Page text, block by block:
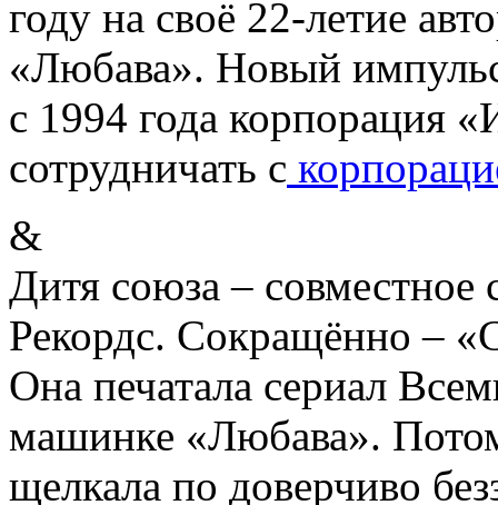
году на своё 22-летие
«Любава». Новый импульс
с 1994 года корпорация
сотрудничать с
&
Дитя союза – совместное
Рекордс. Сокращённо –
Она печатала сериал
машинке «Любава».
щелкала по доверчиво